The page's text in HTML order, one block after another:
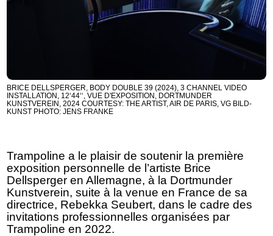
BRICE DELLSPERGER, BODY DOUBLE 39 (2024), 3 CHANNEL VIDEO
INSTALLATION, 12‘44‘‘, VUE D'EXPOSITION, DORTMUNDER
KUNSTVEREIN, 2024 COURTESY: THE ARTIST, AIR DE PARIS, VG BILD-
KUNST PHOTO: JENS FRANKE
Trampoline a le plaisir de soutenir la première
exposition personnelle de l’artiste Brice
Dellsperger en Allemagne, à la Dortmunder
Kunstverein, suite à la venue en France de sa
directrice, Rebekka Seubert, dans le cadre des
invitations professionnelles organisées par
Trampoline en 2022.